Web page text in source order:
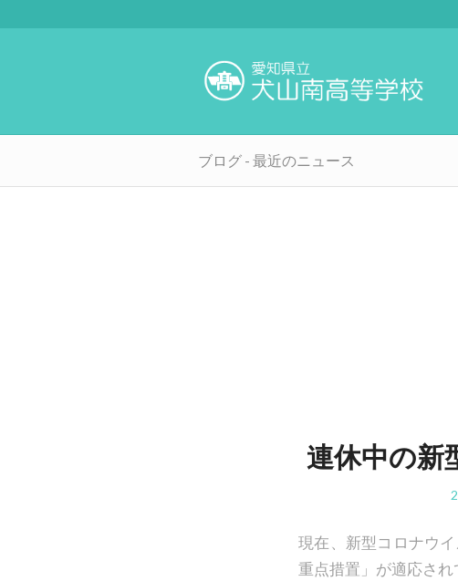
ブログ - 最近のニュース
連休中の新
現在、新型コロナウ
重点措置」が適応され